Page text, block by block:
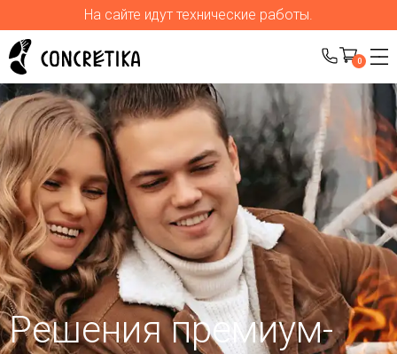
На сайте идут технические работы.
0
Решения премиум-